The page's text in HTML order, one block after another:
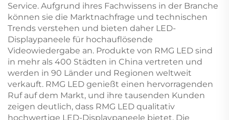
Service. Aufgrund ihres Fachwissens in der Branche
können sie die Marktnachfrage und technischen
Trends verstehen und bieten daher LED-
Displaypaneele für hochauflösende
Videowiedergabe an. Produkte von RMG LED sind
in mehr als 400 Städten in China vertreten und
werden in 90 Länder und Regionen weltweit
verkauft. RMG LED genießt einen hervorragenden
Ruf auf dem Markt, und ihre tausenden Kunden
zeigen deutlich, dass RMG LED qualitativ
hochwertige LED-Displaypaneele bietet. Die